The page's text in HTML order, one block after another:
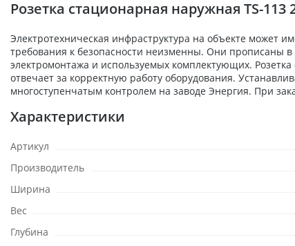
Розетка стационарная наружная TS-113
Электротехническая инфраструктура на объекте может
требования к безопасности неизменны. Они прописаны в
электромонтажа и используемых комплектующих.
отвечает за корректную работу оборудования.
многоступенчатым контролем на заводе Энергия. При
Характеристики
Артикул
Производитель
Ширина
Вес
Глубина